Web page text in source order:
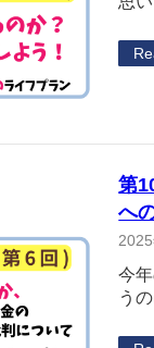
第
へ
今
う